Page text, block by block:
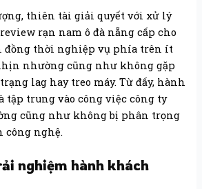
thiên tài giải quyết với xử lý
rạn nam ô đà nẵng cấp cho
đồng thời nghiệp vụ phía trên ít
nhường cũng như không gặp
lag hay treo máy. Từ đấy, hành
tập trung vào công việc công ty
cũng như không bị phân trọng
công nghệ.
nghiệm hành khách